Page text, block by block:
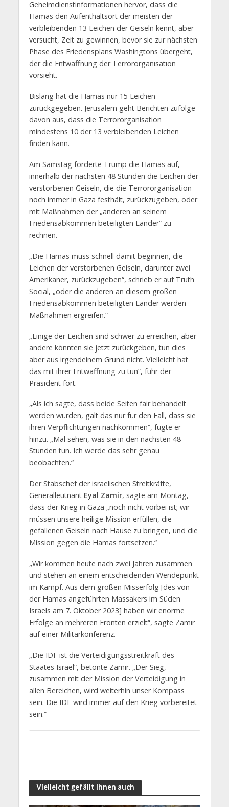
Geheimdienstinformationen hervor, dass die
Hamas den Aufenthaltsort der meisten der
verbleibenden 13 Leichen der Geiseln kennt, aber
versucht, Zeit zu gewinnen, bevor sie zur nächsten
Phase des Friedensplans Washingtons übergeht,
der die Entwaffnung der Terrororganisation
vorsieht.
Bislang hat die Hamas nur 15 Leichen
zurückgegeben. Jerusalem geht Berichten zufolge
davon aus, dass die Terrororganisation
mindestens 10 der 13 verbleibenden Leichen
finden kann.
Am Samstag forderte Trump die Hamas auf,
innerhalb der nächsten 48 Stunden die Leichen der
verstorbenen Geiseln, die die Terrororganisation
noch immer in Gaza festhält, zurückzugeben, oder
mit Maßnahmen der „anderen an seinem
Friedensabkommen beteiligten Länder“ zu
rechnen.
„Die Hamas muss schnell damit beginnen, die
Leichen der verstorbenen Geiseln, darunter zwei
Amerikaner, zurückzugeben“, schrieb er auf Truth
Social, „oder die anderen an diesem großen
Friedensabkommen beteiligten Länder werden
Maßnahmen ergreifen.“
„Einige der Leichen sind schwer zu erreichen, aber
andere könnten sie jetzt zurückgeben, tun dies
aber aus irgendeinem Grund nicht. Vielleicht hat
das mit ihrer Entwaffnung zu tun“, fuhr der
Präsident fort.
„Als ich sagte, dass beide Seiten fair behandelt
werden würden, galt das nur für den Fall, dass sie
ihren Verpflichtungen nachkommen“, fügte er
hinzu. „Mal sehen, was sie in den nächsten 48
Stunden tun. Ich werde das sehr genau
beobachten.“
Der Stabschef der israelischen Streitkräfte,
Generalleutnant Eyal Zamir, sagte am Montag,
dass der Krieg in Gaza „noch nicht vorbei ist; wir
müssen unsere heilige Mission erfüllen, die
gefallenen Geiseln nach Hause zu bringen, und die
Mission gegen die Hamas fortsetzen.“
„Wir kommen heute nach zwei Jahren zusammen
und stehen an einem entscheidenden Wendepunkt
im Kampf. Aus dem großen Misserfolg [des von
der Hamas angeführten Massakers im Süden
Israels am 7. Oktober 2023] haben wir enorme
Erfolge an mehreren Fronten erzielt“, sagte Zamir
auf einer Militärkonferenz.
„Die IDF ist die Verteidigungsstreitkraft des
Staates Israel“, betonte Zamir. „Der Sieg,
zusammen mit der Mission der Verteidigung in
allen Bereichen, wird weiterhin unser Kompass
sein. Die IDF wird immer auf den Krieg vorbereitet
sein.“
Vielleicht gefällt Ihnen auch